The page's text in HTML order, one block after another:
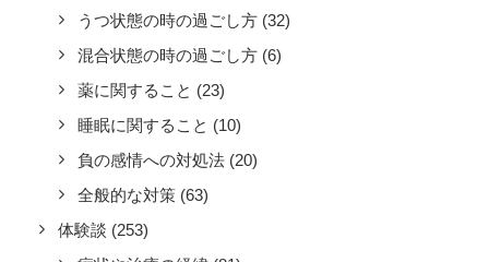
うつ状態の時の過ごし方 (32)
混合状態の時の過ごし方 (6)
薬に関すること (23)
睡眠に関すること (10)
負の感情への対処法 (20)
全般的な対策 (63)
体験談 (253)